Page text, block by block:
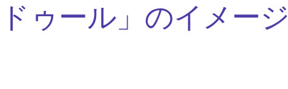
ゥール」のイメージ